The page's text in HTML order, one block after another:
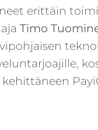
erittäin
Timo
kehittäneen